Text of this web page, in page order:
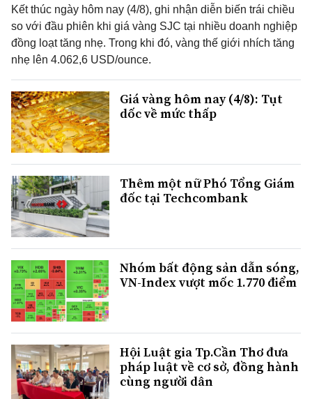
Kết thúc ngày hôm nay (4/8), ghi nhận diễn biến trái chiều
so với đầu phiên khi giá vàng SJC tại nhiều doanh nghiệp
đồng loạt tăng nhẹ. Trong khi đó, vàng thế giới nhích tăng
nhẹ lên 4.062,6 USD/ounce.
Giá vàng hôm nay (4/8): Tụt
dốc về mức thấp
Thêm một nữ Phó Tổng Giám
đốc tại Techcombank
Nhóm bất động sản dẫn sóng,
VN-Index vượt mốc 1.770 điểm
Hội Luật gia Tp.Cần Thơ đưa
pháp luật về cơ sở, đồng hành
cùng người dân